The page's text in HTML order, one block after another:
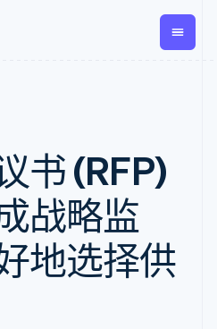
收入
计费
管理
性或定期
Global
Payouts
向第三
方打款
书 (RFP)
战略监
地选择供